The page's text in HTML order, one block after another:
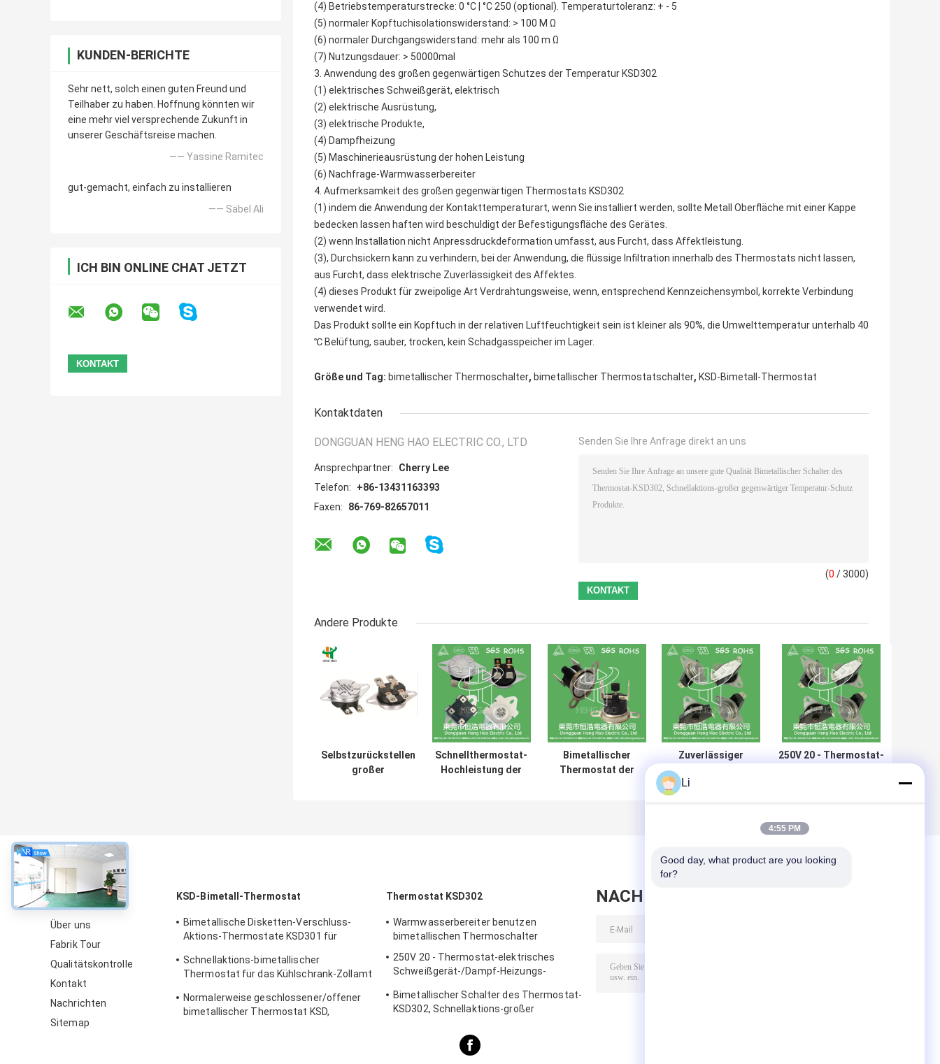
KUNDEN-BERICHTE
Sehr nett, solch einen guten Freund und
Teilhaber zu haben. Hoffnung könnten wir
eine mehr viel versprechende Zukunft in
unserer Geschäftsreise machen.
—— Yassine Ramitec
gut-gemacht, einfach zu installieren
—— Säbel Ali
ICH BIN ONLINE CHAT JETZT
(4) Betriebstemperaturstrecke: 0 °C | °C 250 (optional). Temperaturtoleranz: + - 5
(5) normaler Kopftuchisolationswiderstand: > 100 M Ω
(6) normaler Durchgangswiderstand: mehr als 100 m Ω
(7) Nutzungsdauer: > 50000mal
3. Anwendung des großen gegenwärtigen Schutzes der Temperatur KSD302
(1) elektrisches Schweißgerät, elektrisch
(2) elektrische Ausrüstung,
(3) elektrische Produkte,
(4) Dampfheizung
(5) Maschinerieausrüstung der hohen Leistung
(6) Nachfrage-Warmwasserbereiter
4. Aufmerksamkeit des großen gegenwärtigen Thermostats KSD302
(1) indem die Anwendung der Kontakttemperaturart, wenn Sie installiert werden, sollte Metall Oberfläche mit einer Kappe
bedecken lassen haften wird beschuldigt der Befestigungsfläche des Gerätes.
(2) wenn Installation nicht Anpressdruckdeformation umfasst, aus Furcht, dass Affektleistung.
(3), Durchsickern kann zu verhindern, bei der Anwendung, die flüssige Infiltration innerhalb des Thermostats nicht lassen,
aus Furcht, dass elektrische Zuverlässigkeit des Affektes.
(4) dieses Produkt für zweipolige Art Verdrahtungsweise, wenn, entsprechend Kennzeichensymbol, korrekte Verbindung
verwendet wird.
Das Produkt sollte ein Kopftuch in der relativen Luftfeuchtigkeit sein ist kleiner als 90%, die Umwelttemperatur unterhalb 40
℃ Belüftung, sauber, trocken, kein Schadgasspeicher im Lager.
Größe und Tag: bimetallischer Thermoschalter, bimetallischer Thermostatschalter, KSD-Bimetall-Thermostat
Kontaktdaten
DONGGUAN HENG HAO ELECTRIC CO., LTD
Ansprechpartner:
Cherry Lee
Telefon:
+86-13431163393
Faxen:
86-769-82657011
Senden Sie Ihre Anfrage direkt an uns
(0 / 3000)
Andere Produkte
Selbstzurückstellen
großer
Schnellthermostat-
Hochleistung der
Bimetallischer
Thermostat der
Zuverlässiger
Thermostat KSD302
für Temperatur u.
Überhitzungsschutz
250V 20 - Thermostat-
über
Über uns
Fabrik Tour
Qualitätskontrolle
Kontakt
Nachrichten
Sitemap
KSD-Bimetall-Thermostat
Bimetallische Disketten-Verschluss-
Aktions-Thermostate KSD301 für
Schnellaktions-bimetallischer
Thermostat für das Kühlschrank-Zollamt
Normalerweise geschlossener/offener
bimetallischer Thermostat KSD,
Thermostat KSD302
Warmwasserbereiter benutzen
bimetallischen Thermoschalter
250V 20 - Thermostat-elektrisches
Schweißgerät-/Dampf-Heizungs-
Bimetallischer Schalter des Thermostat-
KSD302, Schnellaktions-großer
NACHRICHT HINTERLASSEN
Li
4:55 PM
Good day, what product are you looking
for?